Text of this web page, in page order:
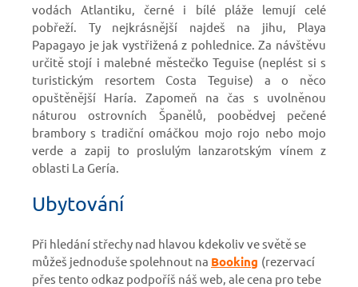
vodách Atlantiku, černé i bílé pláže lemují celé
pobřeží. Ty nejkrásnější najdeš na jihu, Playa
Papagayo je jak vystřižená z pohlednice. Za návštěvu
určitě stojí i malebné městečko Teguise (neplést si s
turistickým resortem Costa Teguise) a o něco
opuštěnější Haría. Zapomeň na čas s uvolněnou
náturou ostrovních Španělů, poobědvej pečené
brambory s tradiční omáčkou mojo rojo nebo mojo
verde a zapij to proslulým lanzarotským vínem z
oblasti La Gería.
Ubytování
Při hledání střechy nad hlavou kdekoliv ve světě se
můžeš jednoduše spolehnout na Booking (rezervací
přes tento odkaz podpoříš náš web, ale cena pro tebe